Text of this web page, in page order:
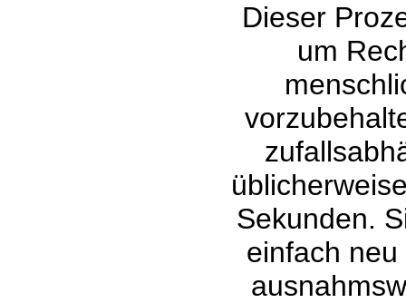
Dieser
um
Sekunden.
einfach